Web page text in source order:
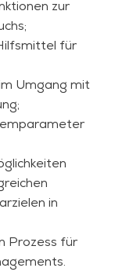
allen
sorgfältige
und
und
und
über
zur
für
Umgang mit
in
Prozess für